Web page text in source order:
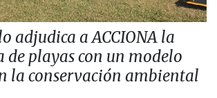
adjudica a ACCIONA la
de playas con un modelo
la conservación ambiental